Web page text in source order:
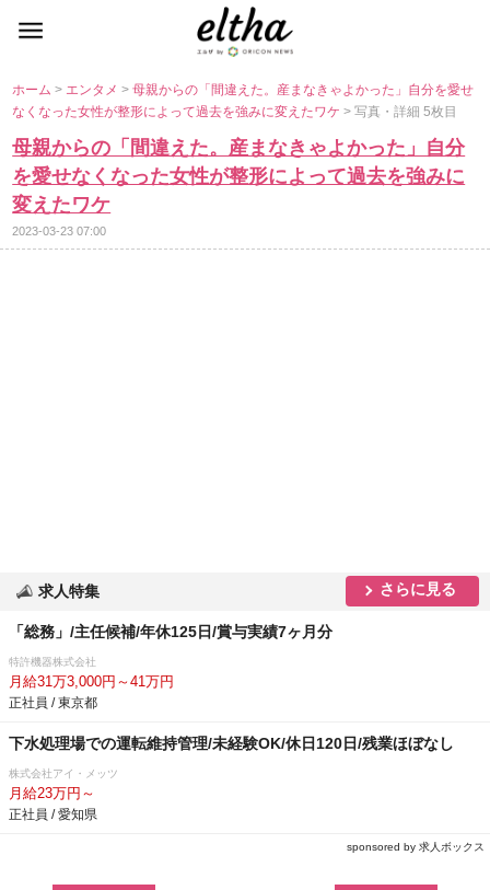
ホーム> エンタメ>母親からの「間違えた。産まなきゃよかった」自分を愛せ
なくなった女性が整形によって過去を強みに変えたワケ> 写真・詳細 5枚目
母親からの「間違えた。産まなきゃよかった」自分
を愛せなくなった女性が整形によって過去を強みに
変えたワケ
2023-03-23 07:00
求人特集 さらに見る
「総務」/主任候補/年休125日/賞与実績7ヶ月分
特許機器株式会社
月給31万3,000円～41万円
正社員 / 東京都
下水処理場での運転維持管理/未経験OK/休日120日/残業ほぼなし
株式会社アイ・メッツ
月給23万円～
正社員 / 愛知県
sponsored by 求人ボックス